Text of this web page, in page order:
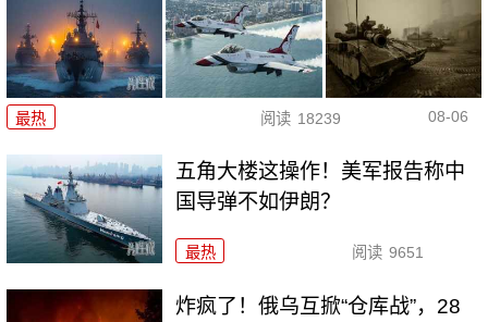
最热 阅读 18239 08-06
五角大楼这操作！美军报告称中
国导弹不如伊朗？
最热 阅读 9651
炸疯了！俄乌互掀“仓库战”，28